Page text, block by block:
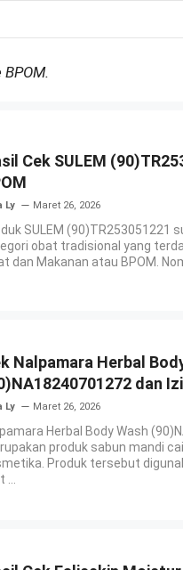
Cek SULEM
Ly Maret 26, 2026
SULEM (90)TR253051221
obat tradisional yang
dan Makanan atau BPOM.
Nalpamara Herbal
dan
Ly Maret 26, 2026
Herbal Body Wash
produk sabun mandi
Produk tersebut